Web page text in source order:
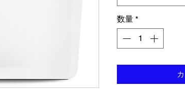
数量 *